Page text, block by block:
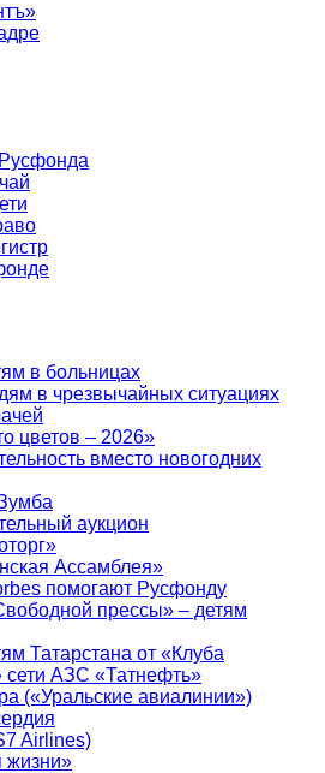
в больницах
в чрезвычайных ситуациях
цветов – 2026»
вместо новогодних
аукцион
Ассамблея»
помогают Русфонду
прессы» – детям
Татарстана от «Клуба
сети АЗС «Татнефть»
(«Уральские авиалинии»)
Airlines)
жизни»